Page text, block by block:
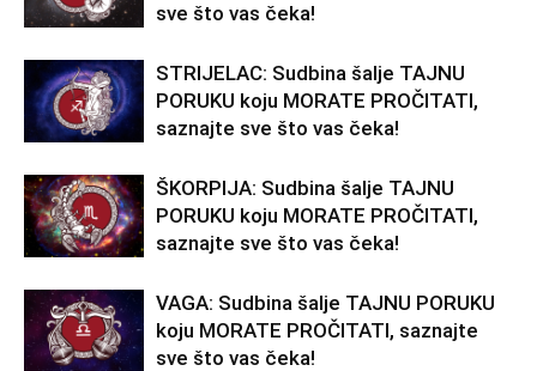
sve što vas čeka!
STRIJELAC: Sudbina šalje TAJNU
PORUKU koju MORATE PROČITATI,
saznajte sve što vas čeka!
ŠKORPIJA: Sudbina šalje TAJNU
PORUKU koju MORATE PROČITATI,
saznajte sve što vas čeka!
VAGA: Sudbina šalje TAJNU PORUKU
koju MORATE PROČITATI, saznajte
sve što vas čeka!